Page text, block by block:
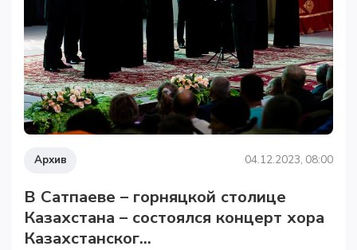
Архив 04.12.2023, 08:00
В Сатпаеве – горняцкой столице
Казахстана – состоялся концерт хора
Казахстанског...